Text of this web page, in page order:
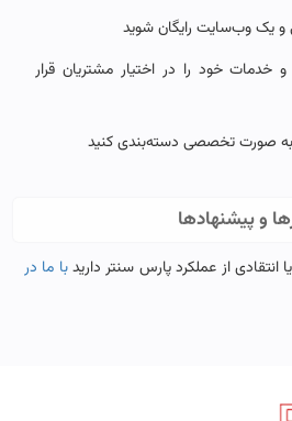
وب‌سایت رایگان شوید
خود را در اختیار مشتریان قرار
صورت تخصصی دسته‌بندی کنید
و پیشنهادها
انتقادی از عملکرد پارس سنتر داریدبا ما در